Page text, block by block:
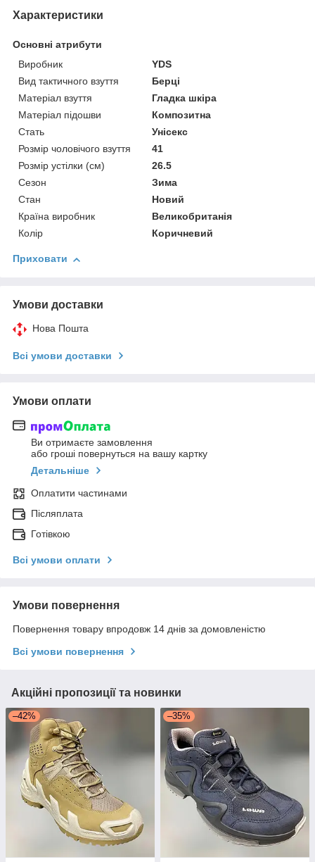
Характеристики
Основні атрибути
Виробник
YDS
Вид тактичного взуття
Берці
Матеріал взуття
Гладка шкіра
Матеріал підошви
Композитна
Стать
Унісекс
Розмір чоловічого взуття
41
Розмір устілки (см)
26.5
Сезон
Зима
Стан
Новий
Країна виробник
Великобританія
Колір
Коричневий
Приховати
Умови доставки
Нова Пошта
Всі умови доставки
Умови оплати
Ви отримаєте замовлення
або гроші повернуться на вашу картку
Детальніше
Оплатити частинами
Післяплата
Готівкою
Всі умови оплати
Умови повернення
Повернення товару впродовж 14 днів за домовленістю
Всі умови повернення
Акційні пропозиції та новинки
–42% –35%